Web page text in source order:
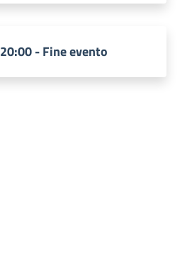
20:00 - Fine evento